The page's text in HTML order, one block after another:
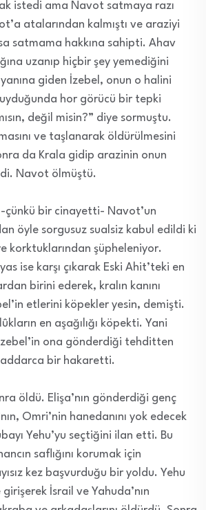
istedi ama Navot satmaya razı
atalarından kalmıştı ve araziyi
satmama hakkına sahipti. Ahav
uzanıp hiçbir şey yemediğini
giden İzebel, onun o halini
hor görücü bir tepki
değil misin?” diye sormuştu.
ve taşlanarak öldürülmesini
da Krala gidip arazinin onun
Navot ölmüştü.
çünkü bir cinayetti- Navot’un
öyle sorgusuz sualsiz kabul edildi ki
korktuklarından şüpheleniyor.
ise karşı çıkarak Eski Ahit’teki en
birini ederek, kralın kanını
etlerini köpekler yesin, demişti.
en aşağılığı köpekti. Yani
İzebel’in ona gönderdiği tehditten
bir hakaretti.
öldü. Elişa’nın gönderdiği genç
Omri’nin hanedanını yok edecek
Yehu’yu seçtiğini ilan etti. Bu
saflığını korumak için
kez başvurduğu bir yoldu. Yehu
İsrail ve Yahuda’nın